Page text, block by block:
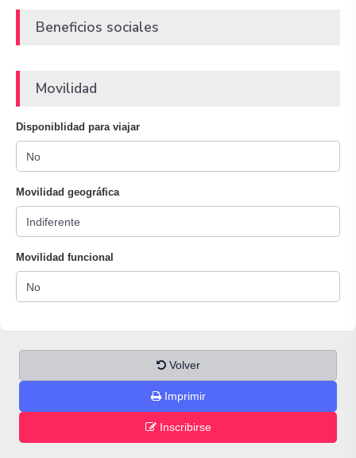
Beneficios sociales
Movilidad
Disponiblidad para viajar
Movilidad geográfica
Movilidad funcional
Volver
Imprimir
Inscribirse